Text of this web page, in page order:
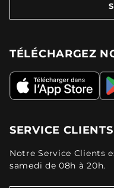
TÉLÉCHARGEZ
SERVICE CLIENTS
Notre Service Clients
samedi de 08h à 20h.